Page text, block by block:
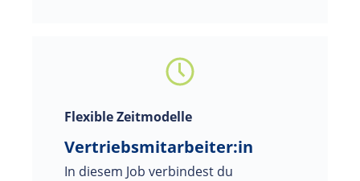
Flexible Zeitmodelle
Vertriebsmitarbeiter:in
In diesem Job verbindest du